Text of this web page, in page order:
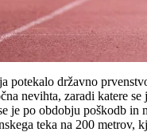
potekalo državno
nevihta, zaradi katere
je po obdobju poškodb
teka na 200 metrov,